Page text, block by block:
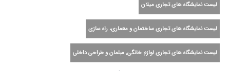
لیست نمایشگاه های تجاری میلان
لیست نمایشگاه های تجاری ساختمان و معماری، راه سازی
لیست نمایشگاه های تجاری لوازم خانگی, مبلمان و طراحی داخلی